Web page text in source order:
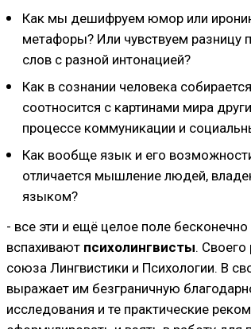
Как мы дешифруем юмор или
метафоры? Или чувствуем разницу
слов c разной интонацией?
Как в сознании человека
соотносится с картинами мира
процессе коммуникации и
Как вообще язык и его
отличается мышление людей,
языком?
- все эти и ещё целое поле
вспахивают психолингвисты.
союза Лингвистики и Психологии. В
выражает им безграничную
исследования и те практические